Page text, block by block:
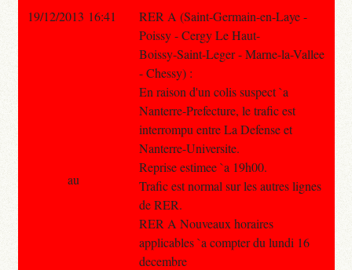
19/12/2013 16:41
RER A (Saint-Germain-en-Laye -
Poissy - Cergy Le Haut-
Boissy-Saint-Leger - Marne-la-Vallee
- Chessy) :
En raison d'un colis suspect `a
Nanterre-Prefecture, le trafic est
interrompu entre La Defense et
Nanterre-Universite.
Reprise estimee `a 19h00.
Trafic est normal sur les autres lignes
de RER.
RER A Nouveaux horaires
applicables `a compter du lundi 16
decembre
au